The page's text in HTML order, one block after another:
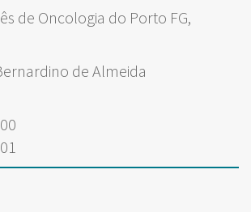
de Oncologia do Porto FG,
de Almeida